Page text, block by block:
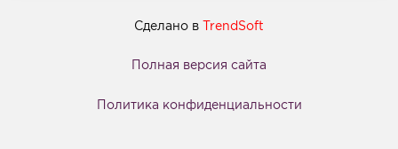
Сделано в TrendSoft
Полная версия сайта
Политика конфиденциальности